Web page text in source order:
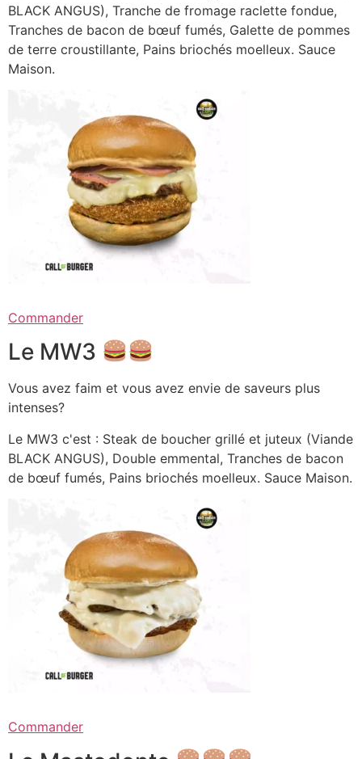
BLACK ANGUS), Tranche de fromage raclette fondue,
Tranches de bacon de bœuf fumés, Galette de pommes
de terre croustillante, Pains briochés moelleux. Sauce
Maison.
Commander
Le MW3
Vous avez faim et vous avez envie de saveurs plus
intenses?
Le MW3 c'est : Steak de boucher grillé et juteux (Viande
BLACK ANGUS), Double emmental, Tranches de bacon
de bœuf fumés, Pains briochés moelleux. Sauce Maison.
Commander